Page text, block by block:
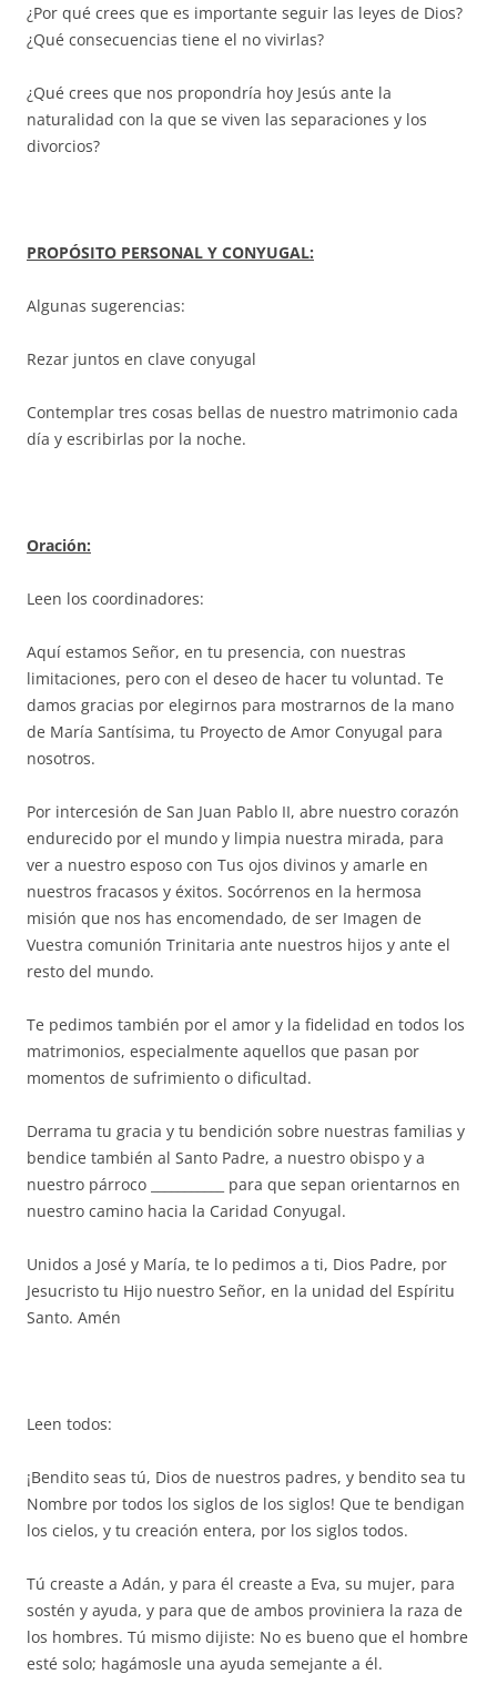
¿Por qué crees que es importante seguir las leyes de Dios?
¿Qué consecuencias tiene el no vivirlas?
¿Qué crees que nos propondría hoy Jesús ante la
naturalidad con la que se viven las separaciones y los
divorcios?
PROPÓSITO PERSONAL Y CONYUGAL:
Algunas sugerencias:
Rezar juntos en clave conyugal
Contemplar tres cosas bellas de nuestro matrimonio cada
día y escribirlas por la noche.
Oración:
Leen los coordinadores:
Aquí estamos Señor, en tu presencia, con nuestras
limitaciones, pero con el deseo de hacer tu voluntad. Te
damos gracias por elegirnos para mostrarnos de la mano
de María Santísima, tu Proyecto de Amor Conyugal para
nosotros.
Por intercesión de San Juan Pablo II, abre nuestro corazón
endurecido por el mundo y limpia nuestra mirada, para
ver a nuestro esposo con Tus ojos divinos y amarle en
nuestros fracasos y éxitos. Socórrenos en la hermosa
misión que nos has encomendado, de ser Imagen de
Vuestra comunión Trinitaria ante nuestros hijos y ante el
resto del mundo.
Te pedimos también por el amor y la fidelidad en todos los
matrimonios, especialmente aquellos que pasan por
momentos de sufrimiento o dificultad.
Derrama tu gracia y tu bendición sobre nuestras familias y
bendice también al Santo Padre, a nuestro obispo y a
nuestro párroco ___________ para que sepan orientarnos en
nuestro camino hacia la Caridad Conyugal.
Unidos a José y María, te lo pedimos a ti, Dios Padre, por
Jesucristo tu Hijo nuestro Señor, en la unidad del Espíritu
Santo. Amén
Leen todos:
¡Bendito seas tú, Dios de nuestros padres, y bendito sea tu
Nombre por todos los siglos de los siglos! Que te bendigan
los cielos, y tu creación entera, por los siglos todos.
Tú creaste a Adán, y para él creaste a Eva, su mujer, para
sostén y ayuda, y para que de ambos proviniera la raza de
los hombres. Tú mismo dijiste: No es bueno que el hombre
esté solo; hagámosle una ayuda semejante a él.